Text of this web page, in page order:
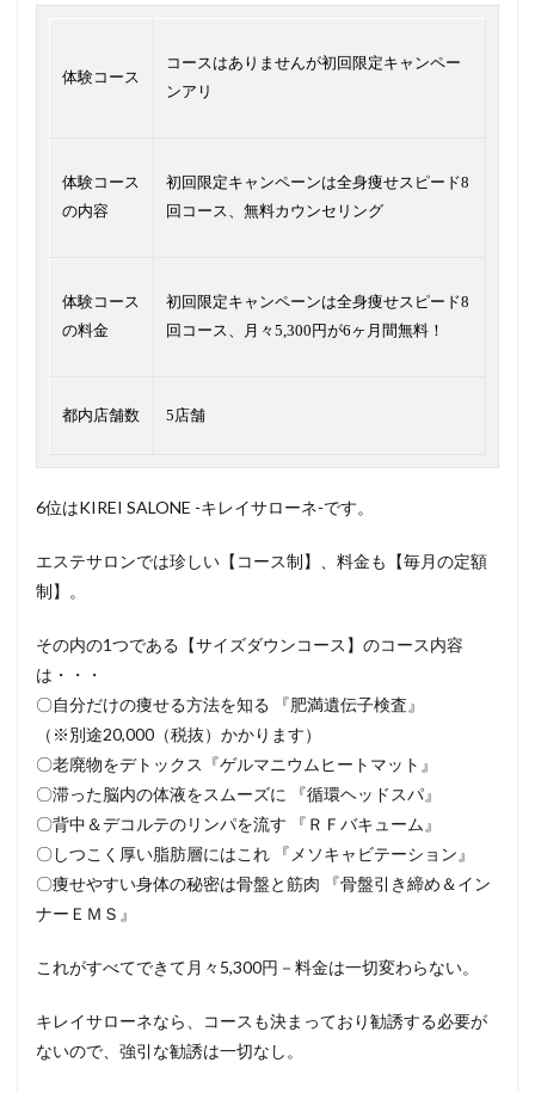
体験コース
コースはありませんが初回限定キャンペー
ンアリ
体験コース
の内容
初回限定キャンペーンは全身痩せスピード8
回コース、無料カウンセリング
体験コース
の料金
初回限定キャンペーンは全身痩せスピード8
回コース、月々5,300円が6ヶ月間無料！
都内店舗数 5店舗
6位はKIREI SALONE -キレイサローネ-です。
エステサロンでは珍しい【コース制】、料金も【毎月の定額
制】。
その内の1つである【サイズダウンコース】のコース内容
は・・・
〇自分だけの痩せる方法を知る 『肥満遺伝子検査』
（※別途20,000（税抜）かかります）
〇老廃物をデトックス『ゲルマニウムヒートマット』
〇滞った脳内の体液をスムーズに 『循環ヘッドスパ』
〇背中＆デコルテのリンパを流す 『ＲＦバキューム』
〇しつこく厚い脂肪層にはこれ 『メソキャビテーション』
〇痩せやすい身体の秘密は骨盤と筋肉 『骨盤引き締め＆イン
ナーＥＭＳ』
これがすべてできて月々5,300円－料金は一切変わらない。
キレイサローネなら、コースも決まっており勧誘する必要が
ないので、強引な勧誘は一切なし。